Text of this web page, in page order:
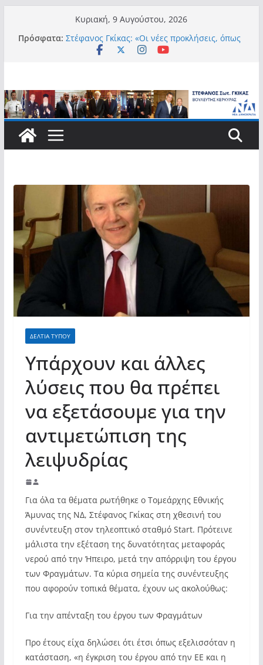
περιεχόμενο
Κυριακή, 9 Αυγούστου, 2026
Πρόσφατα: Στέφανος Γκίκας: «Οι νέες προκλήσεις, όπως
η τεχνητή νοημοσύνη, η κλιματική κρίση, η
απαντήσεις»
Στέφανος Γκίκας:
Στέφανος Γκίκας:
Στέφανος Γκίκας: «Η πρωτοβουλία “Smart
καθημερινότητάς τους»
Στέφανος Γκίκας: «Καλωσορίζω θερμά τους
911 νέους φοιτητές που επέλεξαν τα 6
Τμήματα της Κέρκυρας για τις σπουδές
ΔΕΛΤΙΑ ΤΥΠΟΥ
Υπάρχουν και άλλες
λύσεις που θα πρέπει
να εξετάσουμε για την
αντιμετώπιση της
λειψυδρίας
Για όλα τα θέματα ρωτήθηκε ο Τομεάρχης Εθνικής
Άμυνας της ΝΔ, Στέφανος Γκίκας στη χθεσινή του
συνέντευξη στον τηλεοπτικό σταθμό Start. Πρότεινε
μάλιστα την εξέταση της δυνατότητας μεταφοράς
νερού από την Ήπειρο, μετά την απόρριψη του έργου
των Φραγμάτων. Τα κύρια σημεία της συνέντευξης
που αφορούν τοπικά θέματα, έχουν ως ακολούθως:
Για την απένταξη του έργου των Φραγμάτων
Προ έτους είχα δηλώσει ότι έτσι όπως εξελισσόταν η
κατάσταση, «η έγκριση του έργου από την ΕΕ και η